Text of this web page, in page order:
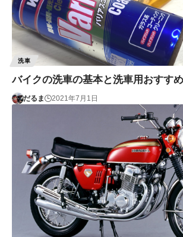
洗車
バイクの洗車の基本と洗車用おすす
だるま 2021年7月1日